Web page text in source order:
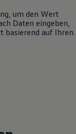
um den Wert
Daten eingeben,
basierend auf Ihren